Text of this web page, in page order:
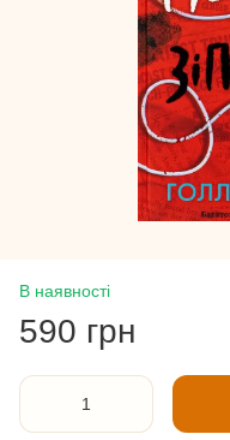
В наявності
590 грн